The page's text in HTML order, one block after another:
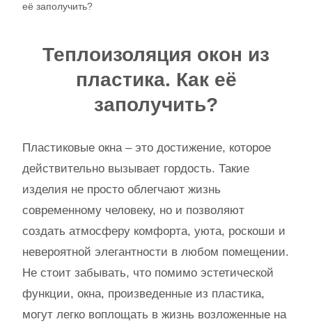
её заполучить?
Теплоизоляция окон из
пластика. Как её
заполучить?
Пластиковые окна – это достижение, которое
действительно вызывает гордость. Такие
изделия не просто облегчают жизнь
современному человеку, но и позволяют
создать атмосферу комфорта, уюта, роскоши и
невероятной элегантности в любом помещении.
Не стоит забывать, что помимо эстетической
функции, окна, произведенные из пластика,
могут легко воплощать в жизнь возложенные на